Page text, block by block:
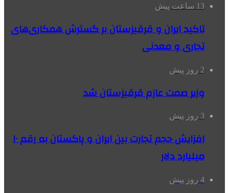
13 ساعت پیش
تاکید ایران و قرقیزستان بر گسترش همکاری‌های
تجاری و معدنی
2 روز پیش
وزیر صمت عازم قرقیزستان شد
3 روز پیش
افزایش حجم تجارت بین ایران و پاکستان به رقم ۱۰
میلیارد دلار
4 روز پیش